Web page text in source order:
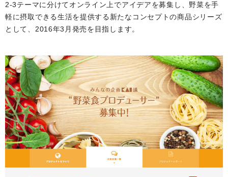
2-3テーマに分けてオンライン上でアイデアを募集し、野菜を手
軽に摂取できる生活を提供する新たなコンセプトの商品シリーズ
として、2016年3月発売を目指します。